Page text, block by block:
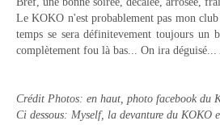
Le KOKO n'est probablement pas mon
temps se sera définitevement toujours
complètement fou là bas... On ira déguisé...
Crédit Photos: en haut, photo facebook du
Ci dessous: Myself, la devanture du KOKO